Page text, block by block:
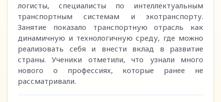
логисты, специалисты по интеллектуальным
транспортным системам и экотранспорту.
Занятие показало транспортную отрасль как
динамичную и технологичную среду, где можно
реализовать себя и внести вклад в развитие
страны. Ученики отметили, что узнали много
нового о профессиях, которые ранее не
рассматривали.